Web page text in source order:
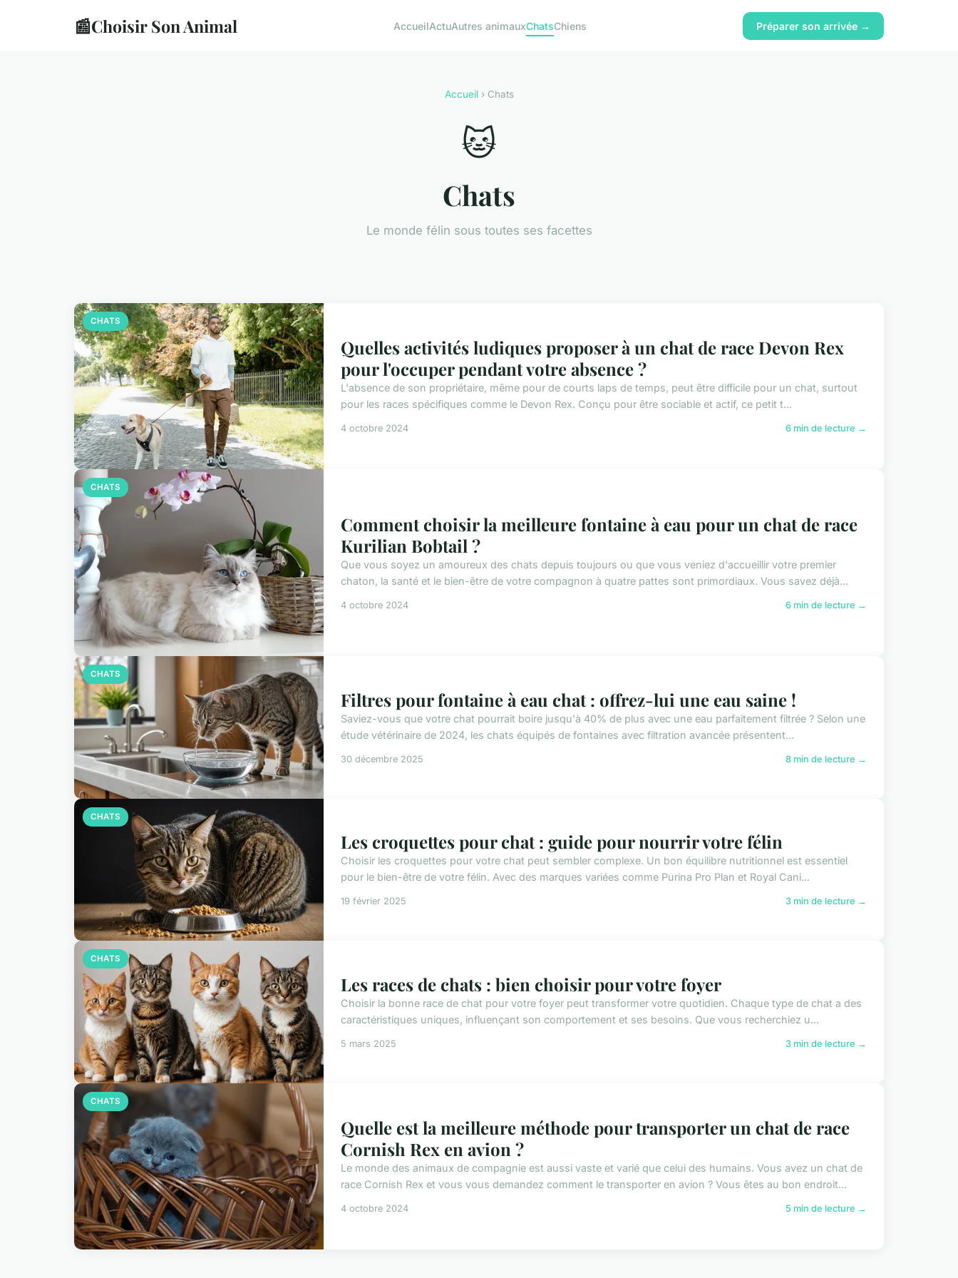
📰Choisir Son Animal AccueilActuAutres animauxChatsChiens Préparer son arrivée →
Accueil› Chats
🐱
Chats
Le monde félin sous toutes ses facettes
CHATS
Quelles activités ludiques proposer à un chat de race Devon Rex
pour l'occuper pendant votre absence ?
L'absence de son propriétaire, même pour de courts laps de temps, peut être difficile pour un chat, surtout
pour les races spécifiques comme le Devon Rex. Conçu pour être sociable et actif, ce petit t...
4 octobre 2024 6 min de lecture →
CHATS
Comment choisir la meilleure fontaine à eau pour un chat de race
Kurilian Bobtail ?
Que vous soyez un amoureux des chats depuis toujours ou que vous veniez d'accueillir votre premier
chaton, la santé et le bien-être de votre compagnon à quatre pattes sont primordiaux. Vous savez déjà...
4 octobre 2024 6 min de lecture →
CHATS
Filtres pour fontaine à eau chat : offrez-lui une eau saine !
Saviez-vous que votre chat pourrait boire jusqu'à 40% de plus avec une eau parfaitement filtrée ? Selon une
étude vétérinaire de 2024, les chats équipés de fontaines avec filtration avancée présentent...
30 décembre 2025 8 min de lecture →
CHATS
Les croquettes pour chat : guide pour nourrir votre félin
Choisir les croquettes pour votre chat peut sembler complexe. Un bon équilibre nutritionnel est essentiel
pour le bien-être de votre félin. Avec des marques variées comme Purina Pro Plan et Royal Cani...
19 février 2025 3 min de lecture →
CHATS
Les races de chats : bien choisir pour votre foyer
Choisir la bonne race de chat pour votre foyer peut transformer votre quotidien. Chaque type de chat a des
caractéristiques uniques, influençant son comportement et ses besoins. Que vous recherchiez u...
5 mars 2025 3 min de lecture →
CHATS
Quelle est la meilleure méthode pour transporter un chat de race
Cornish Rex en avion ?
Le monde des animaux de compagnie est aussi vaste et varié que celui des humains. Vous avez un chat de
race Cornish Rex et vous vous demandez comment le transporter en avion ? Vous êtes au bon endroit...
4 octobre 2024 5 min de lecture →